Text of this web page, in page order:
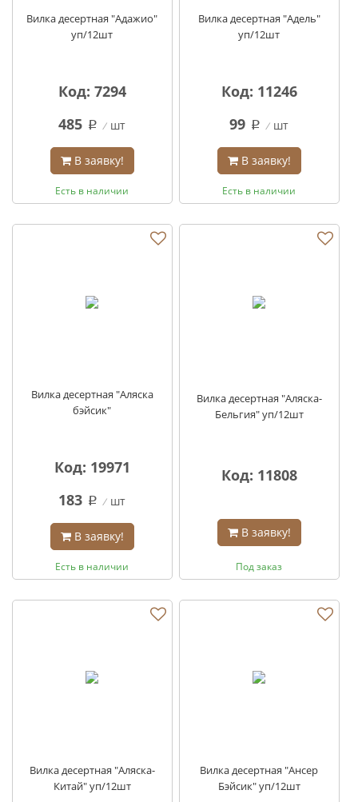
Вилка десертная "Адажио"
уп/12шт
Код: 7294
485 q шт
В заявку!
Есть в наличии
Вилка десертная "Адель"
уп/12шт
Код: 11246
99 q шт
В заявку!
Есть в наличии
Вилка десертная "Аляска
бэйсик"
Код: 19971
183 q шт
В заявку!
Есть в наличии
Вилка десертная "Аляска-
Бельгия" уп/12шт
Код: 11808
В заявку!
Под заказ
Вилка десертная "Аляска-
Китай" уп/12шт
Вилка десертная "Ансер
Бэйсик" уп/12шт